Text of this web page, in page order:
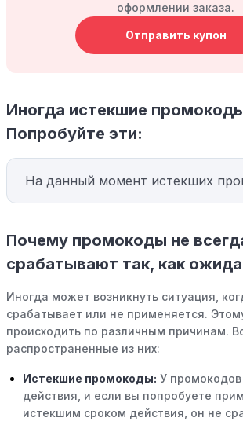
оформлении заказа.
Отправить купон
Иногда истекшие
Попробуйте эти:
На данный момент истекших
Почему промокоды не
срабатывают так, как
Иногда может возникнуть ситуация,
срабатывает или не применяется.
происходить по различным причинам.
распространенные из них:
Истекшие промокоды: У промокодов
действия, и если вы попробуете
истекшим сроком действия, он не